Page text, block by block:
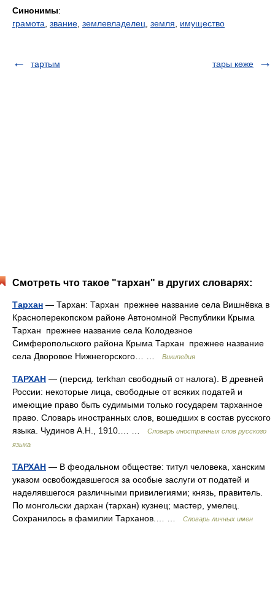
Синонимы:
грамота звание землевладелец земля имущество
тартым тары көже
Смотреть что такое "тархан" в других словарях:
Тархан — Тархан: Тархан прежнее название села Вишнёвка в
Красноперекопском районе Автономной Республики Крыма
Тархан прежнее название села Колодезное
Симферопольского района Крыма Тархан прежнее название
села Дворовое Нижнегорского… …
Википедия
ТАРХАН — (персид. terkhan свободный от налога). В древней
России: некоторые лица, свободные от всяких податей и
имеющие право быть судимыми только государем тарханное
право. Словарь иностранных слов, вошедших в состав русского
языка. Чудинов А.Н., 1910.… …
Словарь иностранных слов русского
языка
ТАРХАН — В феодальном обществе: титул человека, ханским
указом освобождавшегося за особые заслуги от податей и
наделявшегося различными привилегиями; князь, правитель.
По монгольски дархан (тархан) кузнец; мастер, умелец.
Сохранилось в фамилии Тарханов.… …
Словарь личных имен